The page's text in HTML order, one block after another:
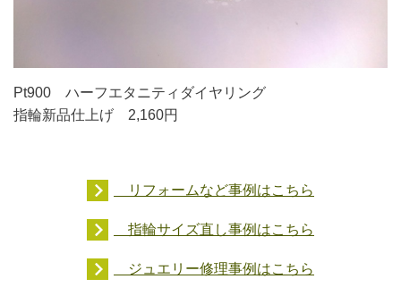
Pt900 ハーフエタニティダイヤ リング
指輪新品仕上げ 2,160円
リフォームなど事例はこちら
指輪サイズ直し事例はこちら
ジュエリー修理事例はこちら